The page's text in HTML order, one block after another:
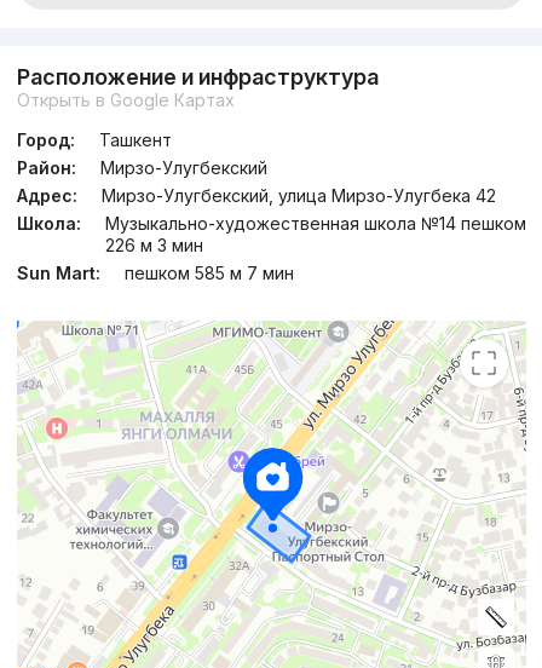
Расположение и инфраструктура
Открыть в Google Картах
Город:
Ташкент
Район:
Мирзо-Улугбекский
Адрес:
Мирзо-Улугбекский, улица Мирзо-Улугбека 42
Школа:
Музыкально-художественная школа №14 пешком
226 м 3 мин
Sun Mart:
пешком 585 м 7 мин